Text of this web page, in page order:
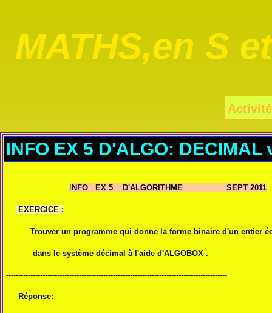
MATHS,en S
Activité
INFO EX 5 D'ALGO: DECIMAL
NFO EX 5 D'ALGORITHME SEPT 2011
EXERCICE :
Trouver un programme qui donne la forme binaire d'un entier
dans le système décimal à l'aide d'ALGOBOX .
-------------------------------------------------------------------------------------------
Réponse: